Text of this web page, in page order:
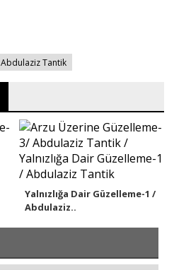
Abdulaziz Tantik
Yalnızlığa Dair Güzelleme-1 /
Abdulaziz..